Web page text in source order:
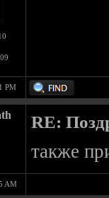
PM
RE:
также
AM